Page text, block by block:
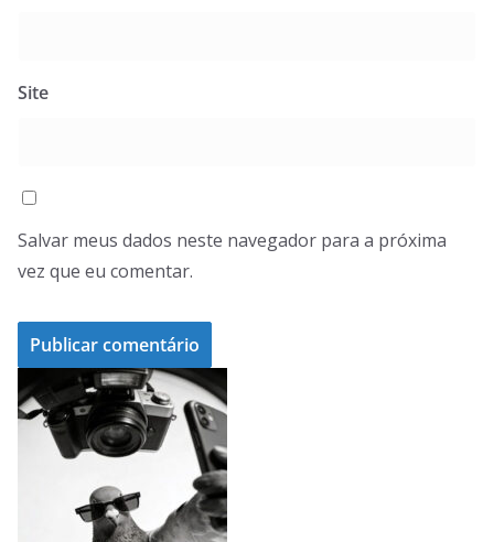
Site
Salvar meus dados neste navegador para a próxima
vez que eu comentar.